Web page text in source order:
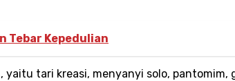
Tebar Kepedulian
tari kreasi, menyanyi solo, pantomim,